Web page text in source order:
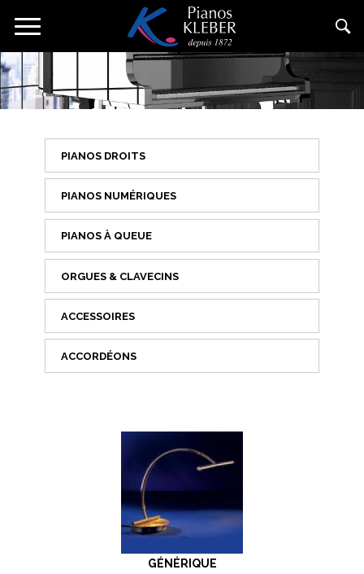
principal
Toggle
PIANOS DROITS
PIANOS NUMÉRIQUES
PIANOS À QUEUE
ORGUES & CLAVECINS
ACCESSOIRES
ACCORDÉONS
GÉNÉRIQUE